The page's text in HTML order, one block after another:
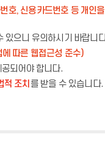
호, 신용카드번호 등 개인
있으니 유의하시기 바랍니
따른 웹접근성 준수)
되어야 합니다.
적 조치 를 받을 수 있습니다